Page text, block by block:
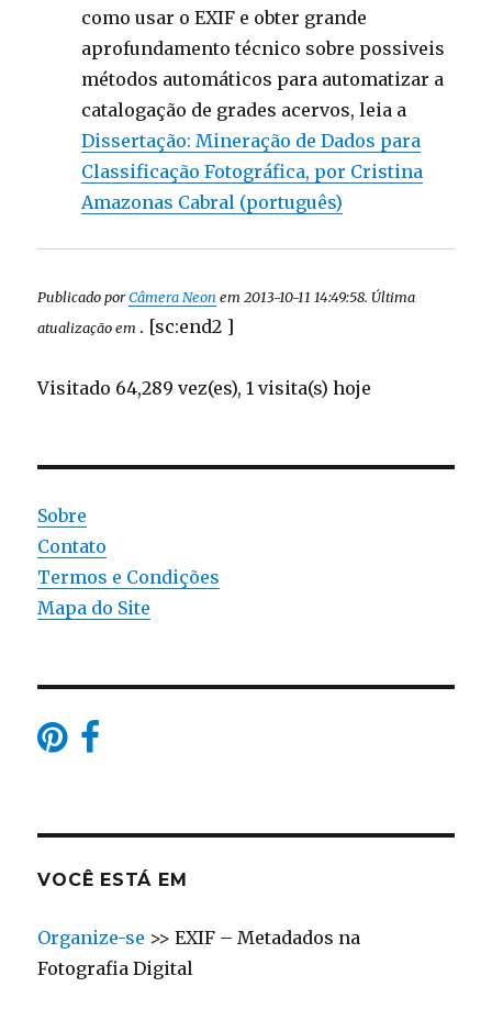
como usar o EXIF e obter grande
aprofundamento técnico sobre possiveis
métodos automáticos para automatizar a
catalogação de grades acervos, leia a
Dissertação: Mineração de Dados para
Classificação Fotográfica, por Cristina
Amazonas Cabral (português)
Publicado porCâmera Neon em 2013-10-11 14:49:58. Última
atualização em . [sc:end2 ]
Visitado 64,289 vez(es), 1 visita(s) hoje
Sobre
Contato
Termos e Condições
Mapa do Site
VOCÊ ESTÁ EM
Organize-se >>EXIF – Metadados na
Fotografia Digital